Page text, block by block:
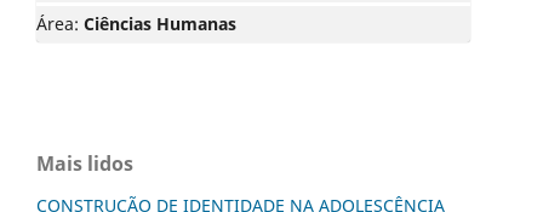
Área: Ciências Humanas
Mais lidos
CONSTRUÇÃO DE IDENTIDADE NA ADOLESCÊNCIA